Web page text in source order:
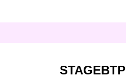
STAGEBTP